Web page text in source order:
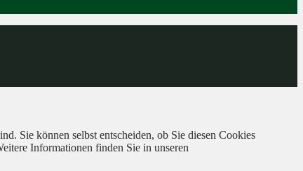
Sie können selbst entscheiden, ob Sie diesen Cookies
Informationen finden Sie in unseren